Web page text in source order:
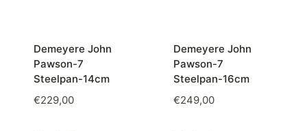
Demeyere John
Pawson-7
Steelpan-14cm
€229,00
Demeyere John
Pawson-7
Steelpan-16cm
€249,00